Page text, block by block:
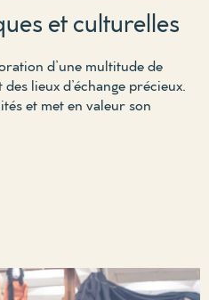
et culturelles
d’une multitude de
lieux d’échange précieux.
et met en valeur son